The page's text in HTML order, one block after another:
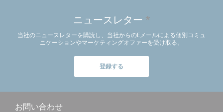
ニュースレター *
当社のニュースレターを購読し、当社からのEメールによる個別コミュ
ニケーションやマーケティングオファーを受け取る。
登録する
お問い合わせ